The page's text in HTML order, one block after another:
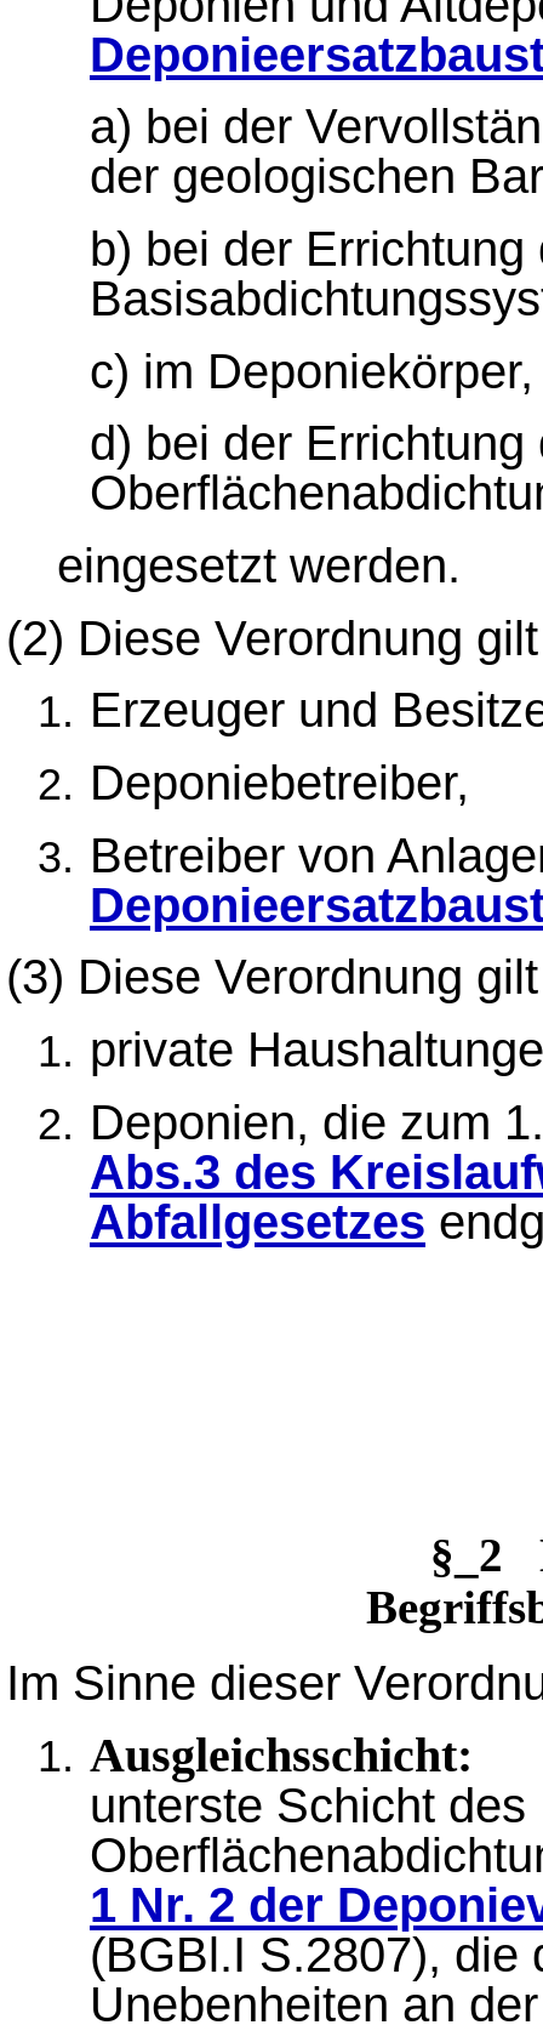
a) bei der
der geologischen
b) bei der Errichtung
c) im Deponiekörper,
d) bei der Errichtung
eingesetzt werden.
(2) Diese Verordnung
Erzeuger und
Deponiebetreiber,
Betreiber von
(3) Diese Verordnung
private
Deponien, die zum
Abs.3 des
Abfallgesetzes
§_2
Im Sinne dieser
Ausgleichsschicht:
unterste Schicht des
1 Nr. 2 der
(BGBl.I S.2807), die
Unebenheiten an